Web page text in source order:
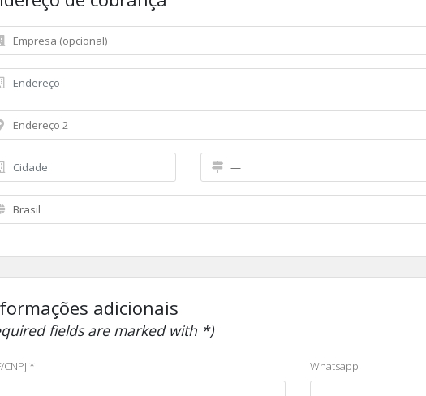
adicionais
fields are marked with *)
CNPJ * Whatsapp